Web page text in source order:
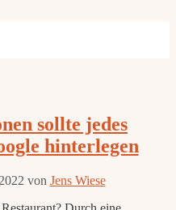
sollte jedes
hinterlegen
von Jens Wiese